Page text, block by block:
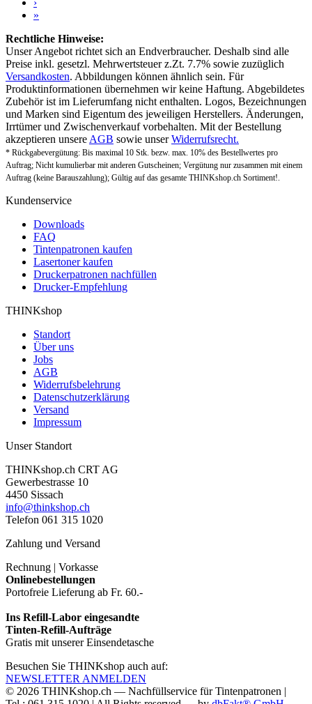
›
»
Rechtliche Hinweise:
Unser Angebot richtet sich an Endverbraucher. Deshalb sind alle
Preise inkl. gesetzl. Mehrwertsteuer z.Zt. 7.7% sowie zuzüglich
Versandkosten. Abbildungen können ähnlich sein. Für
Produktinformationen übernehmen wir keine Haftung. Abgebildetes
Zubehör ist im Lieferumfang nicht enthalten. Logos, Bezeichnungen
und Marken sind Eigentum des jeweiligen Herstellers. Änderungen,
Irrtümer und Zwischenverkauf vorbehalten. Mit der Bestellung
akzeptieren unsere AGB sowie unserWiderrufsrecht.
* Rückgabevergütung: Bis maximal 10 Stk. bezw. max. 10% des Bestellwertes pro
Auftrag; Nicht kumulierbar mit anderen Gutscheinen; Vergütung nur zusammen mit einem
Auftrag (keine Barauszahlung); Gültig auf das gesamte THINKshop.ch Sortiment!.
Kundenservice
Downloads
FAQ
Tintenpatronen kaufen
Lasertoner kaufen
Druckerpatronen nachfüllen
Drucker-Empfehlung
THINKshop
Standort
Über uns
Jobs
AGB
Widerrufsbelehrung
Datenschutzerklärung
Versand
Impressum
Unser Standort
THINKshop.ch CRT AG
Gewerbestrasse 10
4450 Sissach
info@thinkshop.ch
Telefon 061 315 1020
Zahlung und Versand
Rechnung | Vorkasse
Onlinebestellungen
Portofreie Lieferung ab Fr. 60.-
Ins Refill-Labor eingesandte
Tinten-Refill-Aufträge
Gratis mit unserer Einsendetasche
Besuchen Sie THINKshop auch auf:
NEWSLETTER ANMELDEN
© 2026 THINKshop.ch — Nachfüllservice fürTintenpatronen |